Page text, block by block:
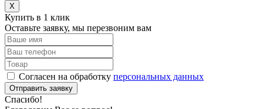
X
Купить в 1 клик
Оставьте заявку, мы перезвоним вам
Согласен на обработку персональных данных
Отправить заявку
Спасибо!